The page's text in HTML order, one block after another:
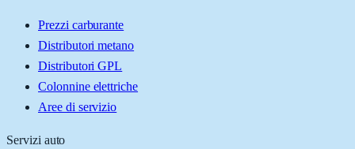
Prezzi carburante
Distributori metano
Distributori GPL
Colonnine elettriche
Aree di servizio
Servizi auto